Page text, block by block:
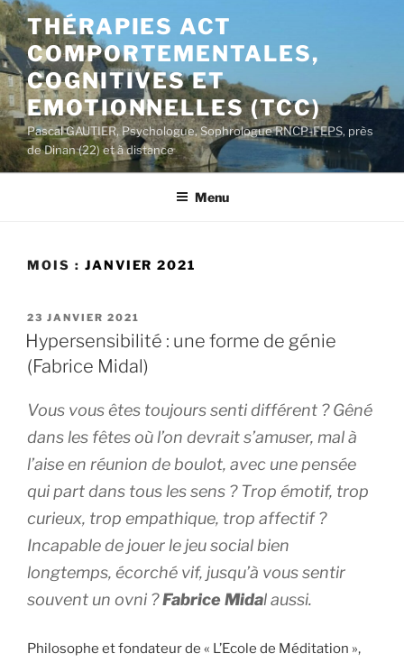
Aller
au
contenu
principal
THÉRAPIES ACT
COMPORTEMENTALES,
COGNITIVES ET
EMOTIONNELLES (TCC)
Pascal GAUTIER, Psychologue, Sophrologue RNCP-FEPS, près
de Dinan (22) et à distance
Menu
MOIS : JANVIER 2021
PUBLIÉ
LE
23 JANVIER 2021
Hypersensibilité : une forme de génie
(Fabrice Midal)
Vous vous êtes toujours senti différent ? Gêné
dans les fêtes où l’on devrait s’amuser, mal à
l’aise en réunion de boulot, avec une pensée
qui part dans tous les sens ? Trop émotif, trop
curieux, trop empathique, trop affectif ?
Incapable de jouer le jeu social bien
longtemps, écorché vif, jusqu’à vous sentir
souvent un ovni ?Fabrice Midal aussi.
Philosophe et fondateur de « L’Ecole de Méditation »,